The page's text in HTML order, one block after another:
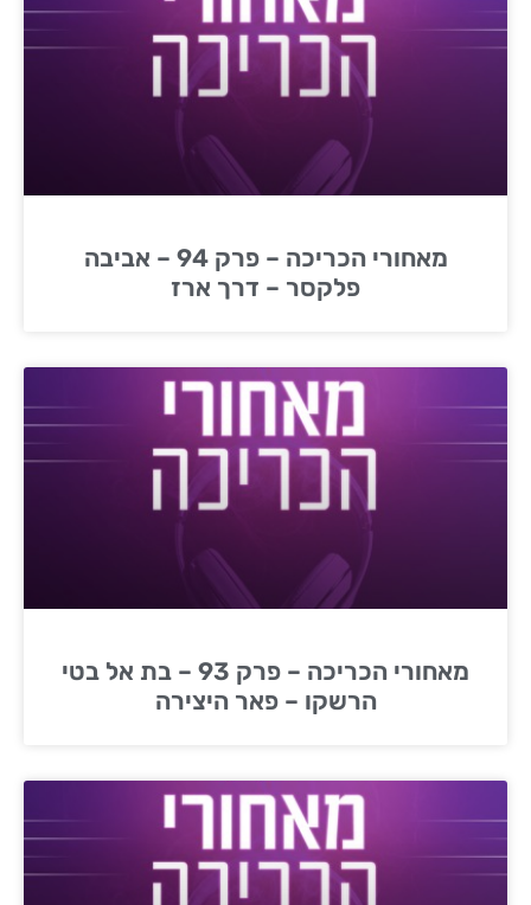
מאחורי הכריכה – פרק 94 – אביבה
פלקסר – דרך ארז
מאחורי הכריכה – פרק 93 – בת אל בטי
הרשקו – פאר היצירה